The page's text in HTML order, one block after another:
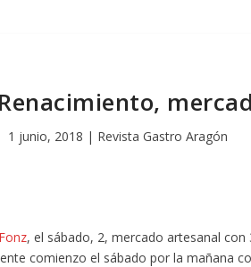
1 junio, 2018 | Revista Gastro Aragón
, el sábado, 2, mercado artesanal
comienzo el sábado por la mañana